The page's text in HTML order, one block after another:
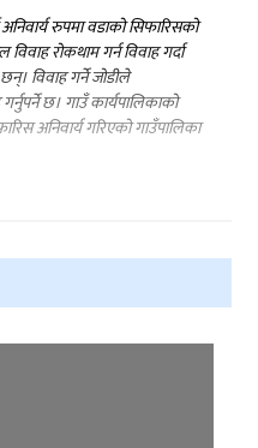
रुपमा वडाको सिफारिसको
रोकथाम गर्न विवाह गर्दा
विवाह गर्ने जोडीले
छ। गाउँ कार्यपालिकाको
अनिवार्य गरिएको गाउँपालिका